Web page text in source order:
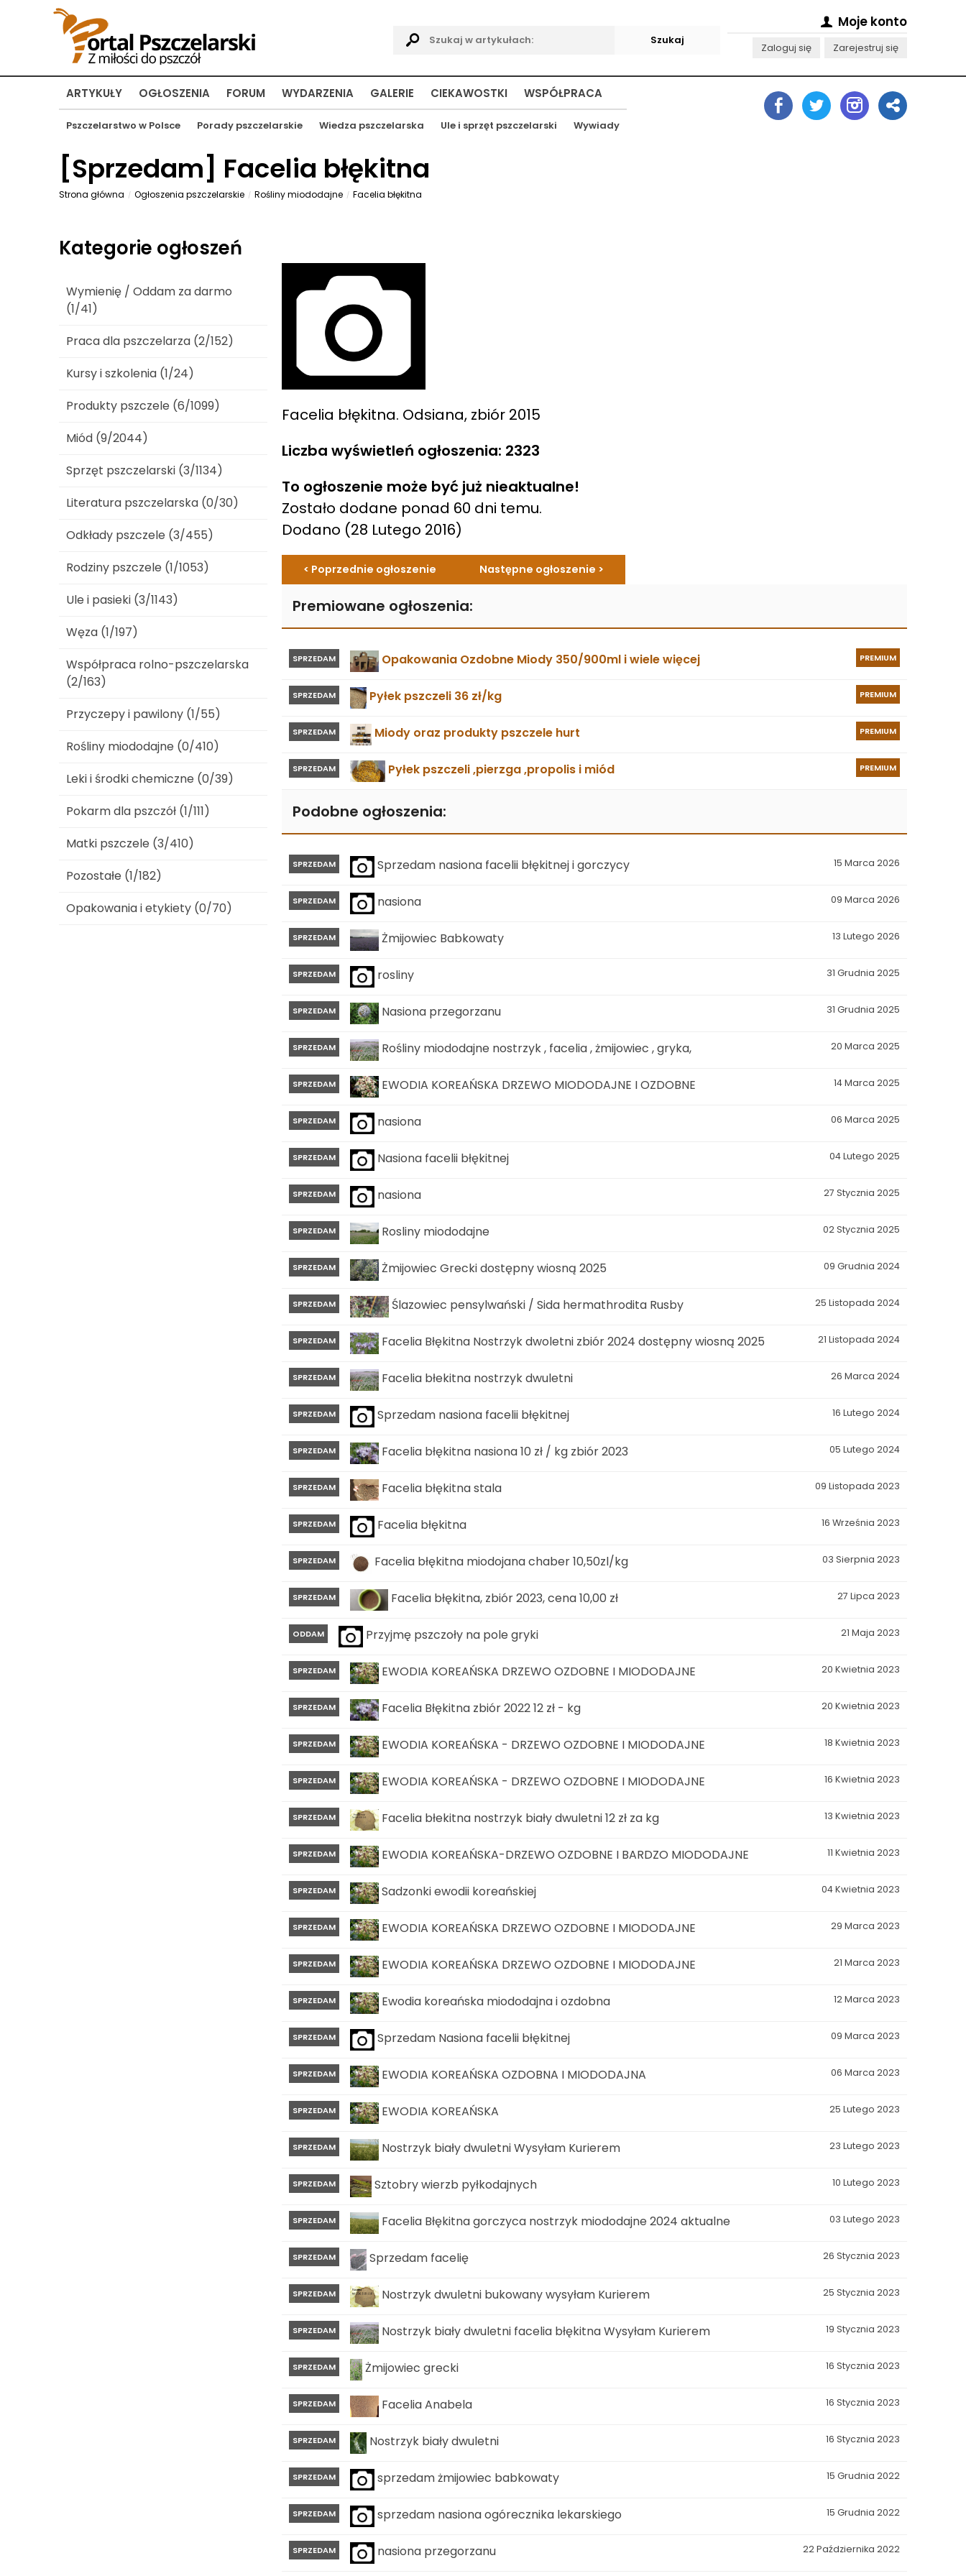
Moje konto
Zaloguj się Zarejestruj się
ARTYKUŁY
Pszczelarstwo w Polsce Porady pszczelarskie Wiedza pszczelarska Ule i sprzęt pszczelarski Wywiady
OGŁOSZENIA FORUM WYDARZENIA GALERIE CIEKAWOSTKI WSPÓŁPRACA
[Sprzedam] Facelia błękitna
Strona główna Ogłoszenia pszczelarskie Rośliny miododajne Facelia błękitna
Facelia błękitna. Odsiana, zbiór 2015
Liczba wyświetleń ogłoszenia: 2323
To ogłoszenie może być już nieaktualne!
Zostało dodane ponad 60 dni temu.
Dodano (28 Lutego 2016)
< Poprzednie ogłoszenie Następne ogłoszenie >
Premiowane ogłoszenia:
PREMIUM
SPRZEDAM Opakowania Ozdobne Miody 350/900ml i wiele więcej
PREMIUM
SPRZEDAM Pyłek pszczeli 36 zł/kg
PREMIUM
SPRZEDAM Miody oraz produkty pszczele hurt
PREMIUM
SPRZEDAM Pyłek pszczeli ,pierzga ,propolis i miód
Podobne ogłoszenia:
15 Marca 2026
SPRZEDAM Sprzedam nasiona facelii błękitnej i gorczycy
09 Marca 2026
SPRZEDAM nasiona
13 Lutego 2026
SPRZEDAM Żmijowiec Babkowaty
31 Grudnia 2025
SPRZEDAM rosliny
31 Grudnia 2025
SPRZEDAM Nasiona przegorzanu
20 Marca 2025
SPRZEDAM Rośliny miododajne nostrzyk , facelia , żmijowiec , gryka,
14 Marca 2025
SPRZEDAM EWODIA KOREAŃSKA DRZEWO MIODODAJNE I OZDOBNE
06 Marca 2025
SPRZEDAM nasiona
04 Lutego 2025
SPRZEDAM Nasiona facelii błękitnej
27 Stycznia 2025
SPRZEDAM nasiona
02 Stycznia 2025
SPRZEDAM Rosliny miododajne
09 Grudnia 2024
SPRZEDAM Żmijowiec Grecki dostępny wiosną 2025
25 Listopada 2024
SPRZEDAM Ślazowiec pensylwański / Sida hermathrodita Rusby
21 Listopada 2024
SPRZEDAM Facelia Błękitna Nostrzyk dwoletni zbiór 2024 dostępny wiosną 2025
26 Marca 2024
SPRZEDAM Facelia błekitna nostrzyk dwuletni
16 Lutego 2024
SPRZEDAM Sprzedam nasiona facelii błękitnej
05 Lutego 2024
SPRZEDAM Facelia błękitna nasiona 10 zł / kg zbiór 2023
09 Listopada 2023
SPRZEDAM Facelia błękitna stala
16 Września 2023
SPRZEDAM Facelia błękitna
03 Sierpnia 2023
SPRZEDAM Facelia błękitna miodojana chaber 10,50zl/kg
27 Lipca 2023
SPRZEDAM Facelia błękitna, zbiór 2023, cena 10,00 zł
21 Maja 2023
ODDAM Przyjmę pszczoły na pole gryki
20 Kwietnia 2023
SPRZEDAM EWODIA KOREAŃSKA DRZEWO OZDOBNE I MIODODAJNE
20 Kwietnia 2023
SPRZEDAM Facelia Błękitna zbiór 2022 12 zł - kg
18 Kwietnia 2023
SPRZEDAM EWODIA KOREAŃSKA - DRZEWO OZDOBNE I MIODODAJNE
16 Kwietnia 2023
SPRZEDAM EWODIA KOREAŃSKA - DRZEWO OZDOBNE I MIODODAJNE
13 Kwietnia 2023
SPRZEDAM Facelia błekitna nostrzyk biały dwuletni 12 zł za kg
11 Kwietnia 2023
SPRZEDAM EWODIA KOREAŃSKA-DRZEWO OZDOBNE I BARDZO MIODODAJNE
04 Kwietnia 2023
SPRZEDAM Sadzonki ewodii koreańskiej
29 Marca 2023
SPRZEDAM EWODIA KOREAŃSKA DRZEWO OZDOBNE I MIODODAJNE
21 Marca 2023
SPRZEDAM EWODIA KOREAŃSKA DRZEWO OZDOBNE I MIODODAJNE
12 Marca 2023
SPRZEDAM Ewodia koreańska miododajna i ozdobna
09 Marca 2023
SPRZEDAM Sprzedam Nasiona facelii błękitnej
06 Marca 2023
SPRZEDAM EWODIA KOREAŃSKA OZDOBNA I MIODODAJNA
25 Lutego 2023
SPRZEDAM EWODIA KOREAŃSKA
23 Lutego 2023
SPRZEDAM Nostrzyk biały dwuletni Wysyłam Kurierem
10 Lutego 2023
SPRZEDAM Sztobry wierzb pyłkodajnych
03 Lutego 2023
SPRZEDAM Facelia Błękitna gorczyca nostrzyk miododajne 2024 aktualne
26 Stycznia 2023
SPRZEDAM Sprzedam facelię
25 Stycznia 2023
SPRZEDAM Nostrzyk dwuletni bukowany wysyłam Kurierem
19 Stycznia 2023
SPRZEDAM Nostrzyk biały dwuletni facelia błękitna Wysyłam Kurierem
16 Stycznia 2023
SPRZEDAM Żmijowiec grecki
16 Stycznia 2023
SPRZEDAM Facelia Anabela
16 Stycznia 2023
SPRZEDAM Nostrzyk biały dwuletni
15 Grudnia 2022
SPRZEDAM sprzedam żmijowiec babkowaty
15 Grudnia 2022
SPRZEDAM sprzedam nasiona ogórecznika lekarskiego
22 Października 2022
SPRZEDAM nasiona przegorzanu
Kategorie ogłoszeń
Wymienię / Oddam za darmo
(1/41)
Praca dla pszczelarza (2/152)
Kursy i szkolenia (1/24)
Produkty pszczele (6/1099)
Miód (9/2044)
Sprzęt pszczelarski (3/1134)
Literatura pszczelarska (0/30)
Odkłady pszczele (3/455)
Rodziny pszczele (1/1053)
Ule i pasieki (3/1143)
Węza (1/197)
Współpraca rolno-pszczelarska
(2/163)
Przyczepy i pawilony (1/55)
Rośliny miododajne (0/410)
Leki i środki chemiczne (0/39)
Pokarm dla pszczół (1/111)
Matki pszczele (3/410)
Pozostałe (1/182)
Opakowania i etykiety (0/70)